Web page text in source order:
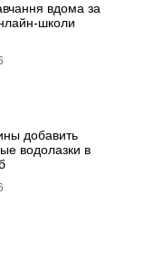
вдома за
школи
добавить
водолазки в